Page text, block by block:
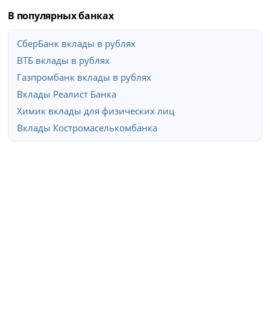
В популярных банках
СберБанк вклады в рублях
ВТБ вклады в рублях
Газпромбанк вклады в рублях
Вклады Реалист Банка
Химик вклады для физических лиц
Вклады Костромаселькомбанка